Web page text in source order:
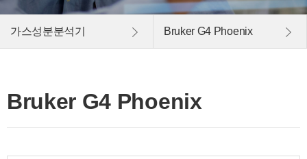
가스성분분석기 Bruker G4 Phoenix
Bruker G4 Phoenix